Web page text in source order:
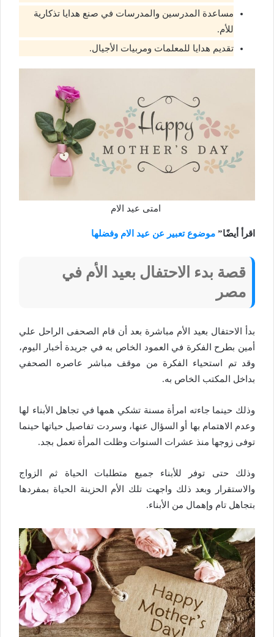
مساعدة المدرسين والمدرسات في صنع هدايا تذكارية
للأم.
تقديم هدايا للمعلمات ومربيات الأجيال.
امتى عيد الام
اقرأ أيضًا” موضوع تعبير عن عيد الام وفضلها
قصة بدء الاحتفال بعيد الأم في
مصر
بدأ الاحتفال بعيد الأم مباشرة بعد أن قام الصحفى الراحل علي
أمين بطرح الفكرة في العمود الخاص به في جريدة أخبار اليوم،
وقد تم استحياء الفكرة من موقف مباشر عاصره الصحفي
بداخل المكتب الخاص به.
وذلك حينما جاءته امرأة مسنة تشكي همها في تجاهل الأبناء لها
وعدم الاهتمام بها أو السؤال عنها، وسردت تفاصيل حياتها حينما
توفى زوجها منذ عشرات السنوات وظلت المرأة تعمل بجد.
وذلك حتى توفر للأبناء جميع متطلبات الحياة ثم الزواج
والاستقرار وبعد ذلك واجهت تلك الأم الحزينة الحياة بمفردها
بتجاهل تام وإهمال من الأبناء.